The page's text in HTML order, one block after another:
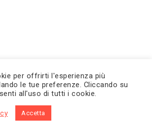
per offrirti l'esperienza più
le tue preferenze. Cliccando su
all'uso di tutti i cookie.
Accetta